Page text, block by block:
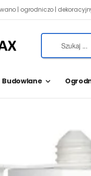
| ogrodniczo |
Budowlane